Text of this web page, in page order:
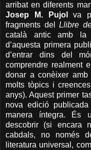
arribat en diferents
Josep M. Pujolva
fragments delLlibre
català antic amb la
d’aquesta primera
d’entrar dins del
comprendre realment
donar a conèixer
molts tòpics i
anys). Aquest primer
nova edició
manera íntegra. És
descobrir (si encara
cabdals, no només
literatura universal,